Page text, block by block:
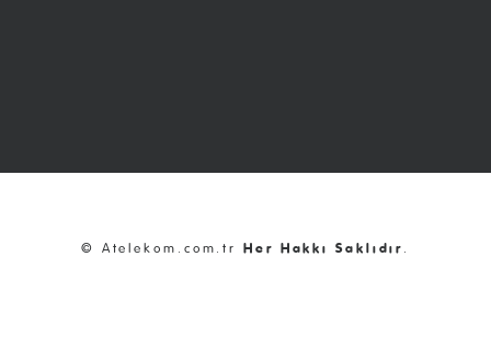
© Atelekom.com.trHer Hakkı Saklıdır .